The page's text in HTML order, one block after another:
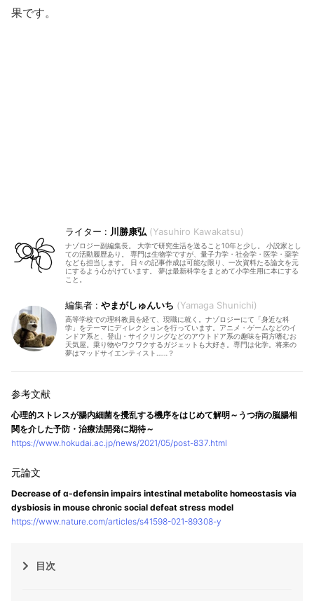
果です。
川勝康弘 Yasuhiro Kawakatsu
ナゾロジー副編集長。 大学で研究生活を送ること10年と少し。 小説家とし
ての活動履歴あり。 専門は生物学ですが、量子力学・社会学・医学・薬学
なども担当します。 日々の記事作成は可能な限り、一次資料たる論文を元
にするよう心がけています。 夢は最新科学をまとめて小学生用に本にする
こと。
やまがしゅんいち Yamaga Shunichi
高等学校での理科教員を経て、現職に就く。ナゾロジーにて「身近な科
学」をテーマにディレクションを行っています。アニメ・ゲームなどのイ
ンドア系と、登山・サイクリングなどのアウトドア系の趣味を両方嗜むお
天気屋。乗り物やワクワクするガジェットも大好き。専門は化学。将来の
夢はマッドサイエンティスト……？
心理的ストレスが腸内細菌を攪乱する機序をはじめて解明～うつ病の脳腸相
関を介した予防・治療法開発に期待～
https://www.hokudai.ac.jp/news/2021/05/post-837.html
Decrease of α-defensin impairs intestinal metabolite homeostasis via
dysbiosis in mouse chronic social defeat stress model
https://www.nature.com/articles/s41598-021-89308-y
目次